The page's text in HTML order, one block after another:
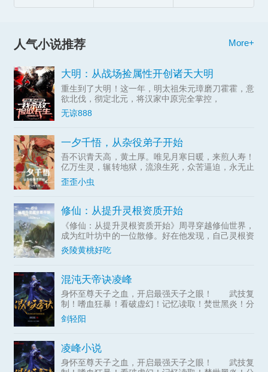
人气小说推荐 More+
大明：从战场捡属性开创诸天大明
重生到了大明！这一年，明太祖朱元璋磨刀霍霍，意
欲北伐，彻定北元，将汉家中原完全掌控，
无谅888
一夕千悟，从杂役弟子开始
吾不识青天高，黄土厚。唯见月寒日暖，来煎人寿！
亿万生灵，辗转地狱，流浪生死，众苦逼迫，永无止
息！段融魂穿异域，获得了吞噬器灵的能力:兵刃、
书画、古木、神像，万物有灵，我皆可吞之！段融以
歪歪小虫
修仙：从提升灵根资质开始
《修仙：从提升灵根资质开始》周寻穿越修仙世界，
成为红叶坊中的一位散修。好在他发现，自己灵根资
质竟然能够不断提升。下品灵根、中品...
炎陵黄桃好吃
混沌天帝诀凌峰
身怀至尊天子之血，开启最强天子之眼！ 武技复
制！嗜血狂暴！看破虚幻！记忆读取！焚世黑炎！分
身瞬移！空间粉碎！无限视界！时间静止！……
【混沌天帝】凌峰：“我凭这双眼，敢叫天地颤栗！”
剑轻阳
凌峰小说
身怀至尊天子之血，开启最强天子之眼！ 武技复